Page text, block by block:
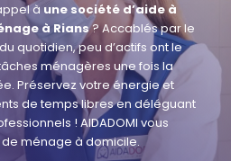
à une société d’aide à
à Rians? Accablés par le
quotidien, peu d’actifs ont le
ménagères une fois la
Préservez votre énergie et
de temps libres en déléguant
! AIDADOMI vous
ménage à domicile.